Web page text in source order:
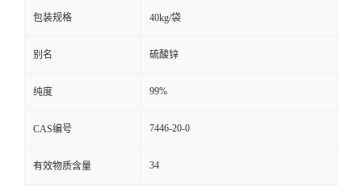
包装规格 40kg/袋
别名 硫酸锌
纯度 99%
CAS编号 7446-20-0
有效物质含量 34